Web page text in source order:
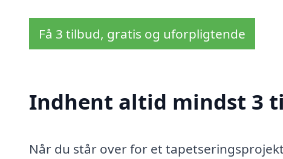
Få 3 tilbud, gratis og uforpligtende
Indhent altid mindst 3
Når du står over for et